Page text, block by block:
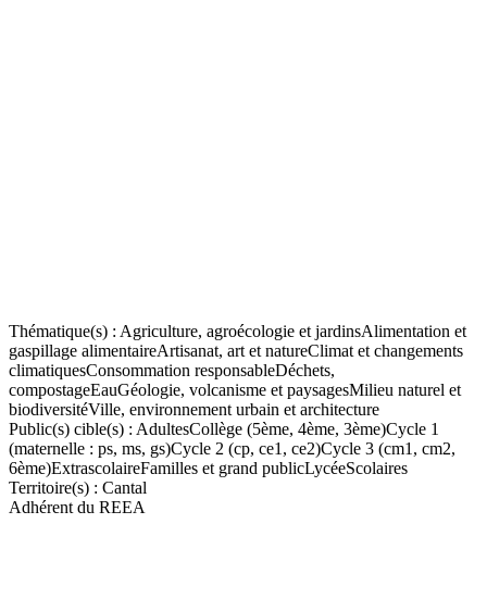
Thématique(s) : Agriculture, agroécologie et jardinsAlimentation et
gaspillage alimentaireArtisanat, art et natureClimat et changements
climatiquesConsommation responsableDéchets,
compostageEauGéologie, volcanisme et paysagesMilieu naturel et
biodiversitéVille, environnement urbain et architecture
Public(s) cible(s) : AdultesCollège (5ème, 4ème, 3ème)Cycle 1
(maternelle : ps, ms, gs)Cycle 2 (cp, ce1, ce2)Cycle 3 (cm1, cm2,
6ème)ExtrascolaireFamilles et grand publicLycéeScolaires
Territoire(s) : Cantal
Adhérent du REEA